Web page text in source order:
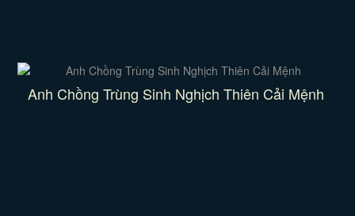
Anh Chồng Trùng Sinh Nghịch Thiên Cải Mệnh